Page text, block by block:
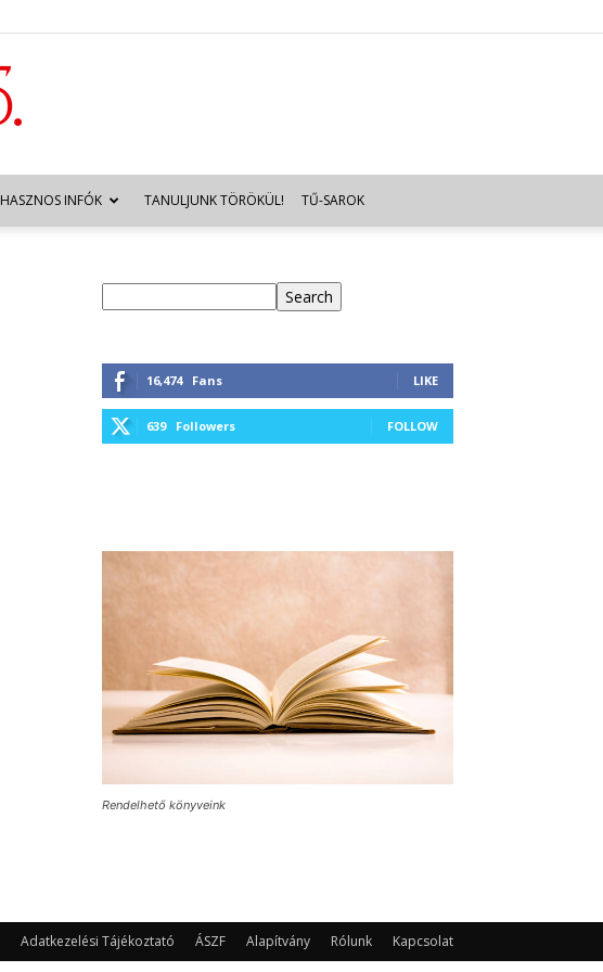
HASZNOS INFÓK TANULJUNK TÖRÖKÜL! TŰ-SAROK
Search
16,474 Fans LIKE
639 Followers FOLLOW
Rendelhető könyveink
Adatkezelési Tájékoztató ÁSZF Alapítvány Rólunk Kapcsolat